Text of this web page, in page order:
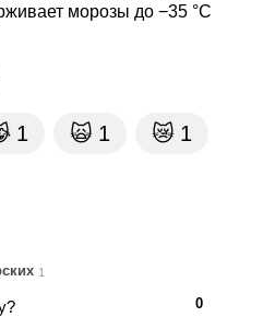
морозы до −35 °C
1 🙀 1 😿 1
1
0